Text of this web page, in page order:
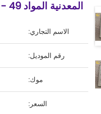
المعدنية المواد 49 - 218996 - 738A نموذج
الاسم التجاري:
رقم الموديل:
موك:
السعر: